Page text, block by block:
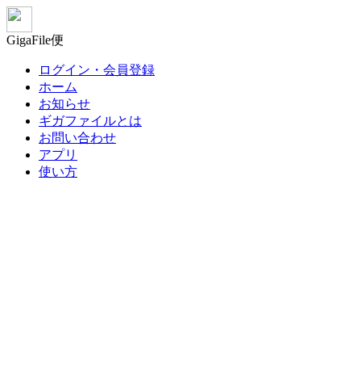
GigaFile便
ログイン・会員登録
ホーム
お知らせ
ギガファイルとは
お問い合わせ
アプリ
使い方